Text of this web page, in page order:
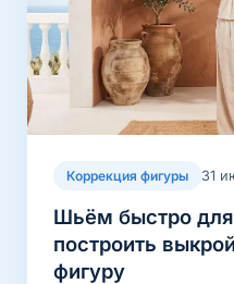
Коррекция фигуры 31
Шьём быстро
построить
фигуру